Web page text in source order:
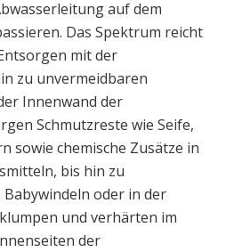
auf dem
Das Spektrum reicht
mit der
zu unvermeidbaren
Innenwand der
Schmutzreste wie Seife,
sowie chemische Zusätze in
bis hin zu
oder in der
und verhärten im
der